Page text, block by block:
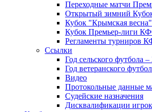
Переходные матчи
Открытый зимний
Кубок "Крымская весна"
Кубок Премьер-лиги
Регламенты турниров
Ссылки
Год сельского футбола –
Год ветеранского
Видео
Протокольные данные
Судейские назначения
Дисквалификации